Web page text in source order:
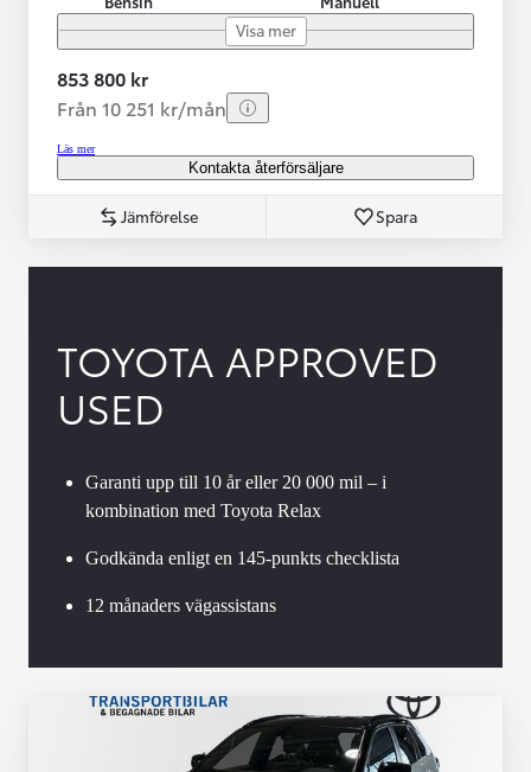
Visa mer
853 800 kr
Från 10 251 kr/mån
Läs mer
Kontakta återförsäljare
Jämförelse Spara
TOYOTA APPROVED
USED
Garanti upp till 10 år eller 20 000 mil – i
kombination med Toyota Relax
Godkända enligt en 145-punkts checklista
12 månaders vägassistans